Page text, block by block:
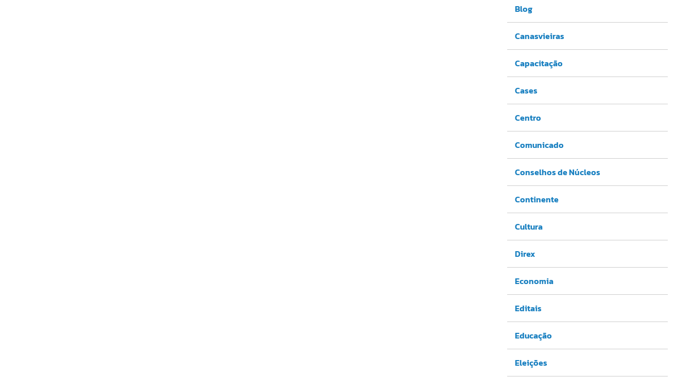
Blog
Canasvieiras
Capacitação
Cases
Centro
Comunicado
Conselhos de Núcleos
Continente
Cultura
Direx
Economia
Editais
Educação
Eleições